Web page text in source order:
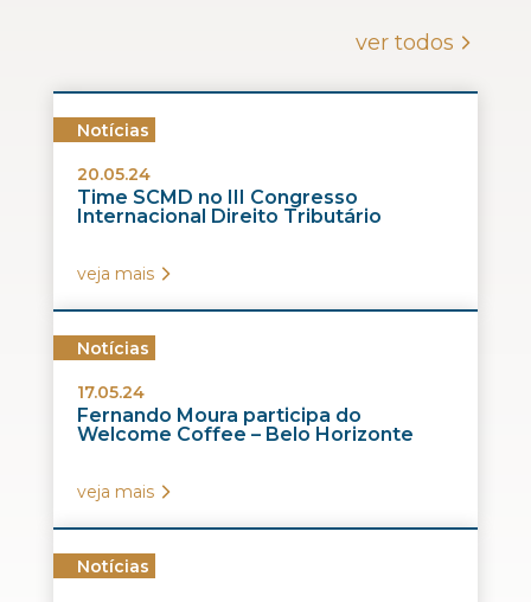
ver todos
Notícias
20.05.24
Time SCMD no III Congresso
Internacional Direito Tributário
veja mais
Notícias
17.05.24
Fernando Moura participa do
Welcome Coffee – Belo Horizonte
veja mais
Notícias